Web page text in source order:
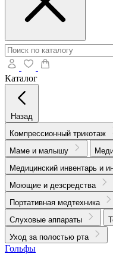
Каталог
Назад
Компрессионный трикотаж
Маме и малышу
Медицинский инвентарь и
Моющие и дезсредства
Портативная медтехника
Слуховые аппараты
Уход за полостью рта
Гольфы